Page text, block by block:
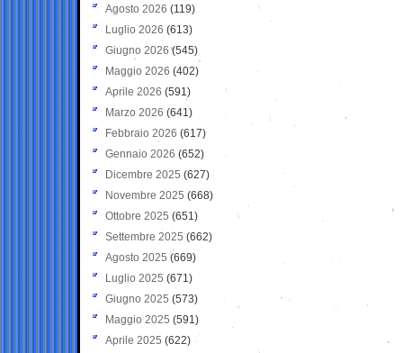
Agosto 2026 (119)
Luglio 2026 (613)
Giugno 2026 (545)
Maggio 2026 (402)
Aprile 2026 (591)
Marzo 2026 (641)
Febbraio 2026 (617)
Gennaio 2026 (652)
Dicembre 2025 (627)
Novembre 2025 (668)
Ottobre 2025 (651)
Settembre 2025 (662)
Agosto 2025 (669)
Luglio 2025 (671)
Giugno 2025 (573)
Maggio 2025 (591)
Aprile 2025 (622)